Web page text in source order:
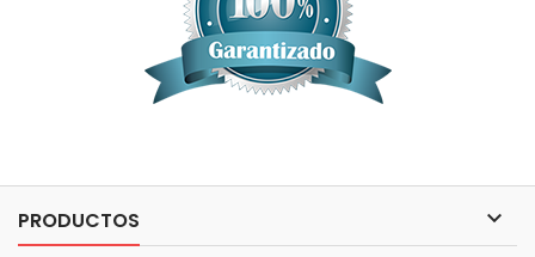
PRODUCTOS 